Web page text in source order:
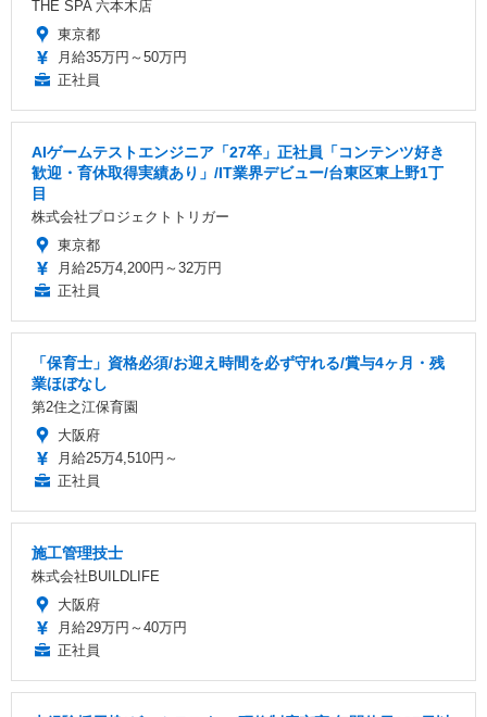
THE SPA 六本木店
東京都
月給35万円～50万円
正社員
AIゲームテストエンジニア「27卒」正社員「コンテンツ好き
歓迎・育休取得実績あり」/IT業界デビュー/台東区東上野1丁
目
株式会社プロジェクトトリガー
東京都
月給25万4,200円～32万円
正社員
「保育士」資格必須/お迎え時間を必ず守れる/賞与4ヶ月・残
業ほぼなし
第2住之江保育園
大阪府
月給25万4,510円～
正社員
施工管理技士
株式会社BUILDLIFE
大阪府
月給29万円～40万円
正社員